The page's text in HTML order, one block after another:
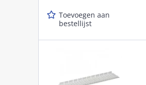
Toevoegen aan
bestellijst